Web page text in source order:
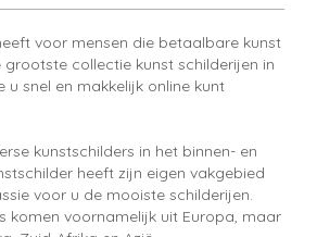
voor mensen die betaalbare kunst
grootste collectie kunst schilderijen in
u snel en makkelijk online kunt
kunstschilders in het binnen- en
heeft zijn eigen vakgebied
voor u de mooiste schilderijen.
komen voornamelijk uit Europa, maar